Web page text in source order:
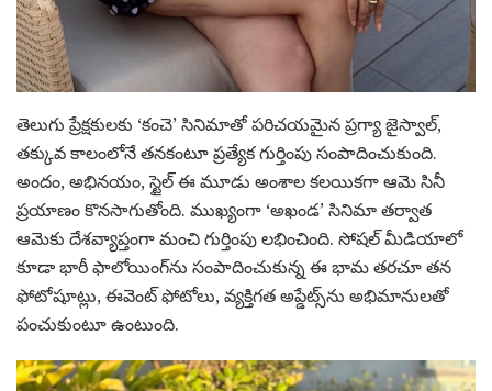
తెలుగు ప్రేక్షకులకు ‘కంచె’ సినిమాతో పరిచయమైన ప్రగ్యా జైస్వాల్,
తక్కువ కాలంలోనే తనకంటూ ప్రత్యేక గుర్తింపు సంపాదించుకుంది.
అందం, అభినయం, స్టైల్ ఈ మూడు అంశాల కలయికగా ఆమె సినీ
ప్రయాణం కొనసాగుతోంది. ముఖ్యంగా ‘అఖండ’ సినిమా తర్వాత
ఆమెకు దేశవ్యాప్తంగా మంచి గుర్తింపు లభించింది. సోషల్ మీడియాలో
కూడా భారీ ఫాలోయింగ్‌ను సంపాదించుకున్న ఈ భామ తరచూ తన
ఫోటోషూట్లు, ఈవెంట్ ఫోటోలు, వ్యక్తిగత అప్డేట్స్‌ను అభిమానులతో
పంచుకుంటూ ఉంటుంది.